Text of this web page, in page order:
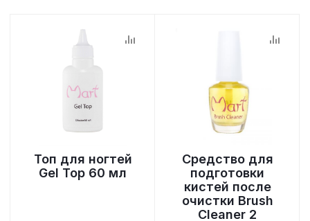
Топ для ногтей
Gel Top 60 мл
Средство для
подготовки
кистей после
очистки Brush
Cleaner 2